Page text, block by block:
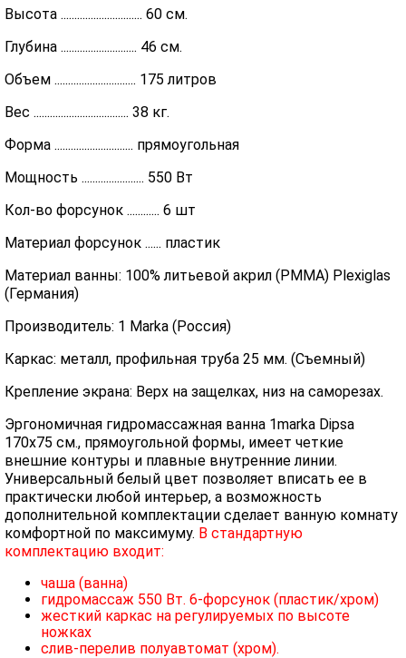
Высота .............................. 60 см.
Глубина ............................ 46 см.
Объем .............................. 175 литров
Вес ................................... 38 кг.
Форма ............................. прямоугольная
Мощность ....................... 550 Вт
Кол-во форсунок ............ 6 шт
Материал форсунок ...... пластик
Материал ванны: 100% литьевой акрил (PMMA) Plexiglas
(Германия)
Производитель: 1 Marka (Россия)
Каркас: металл, профильная труба 25 мм. (Съемный)
Крепление экрана: Верх на защелках, низ на саморезах.
Эргономичная гидромассажная ванна 1marka Dipsa
170х75 см., прямоугольной формы, имеет четкие
внешние контуры и плавные внутренние линии.
Универсальный белый цвет позволяет вписать ее в
практически любой интерьер, а возможность
дополнительной комплектации сделает ванную комнату
комфортной по максимуму. В стандартную
комплектацию входит:
чаша (ванна)
гидромассаж 550 Вт. 6-форсунок (пластик/хром)
жесткий каркас на регулируемых по высоте
ножках
слив-перелив полуавтомат (хром).